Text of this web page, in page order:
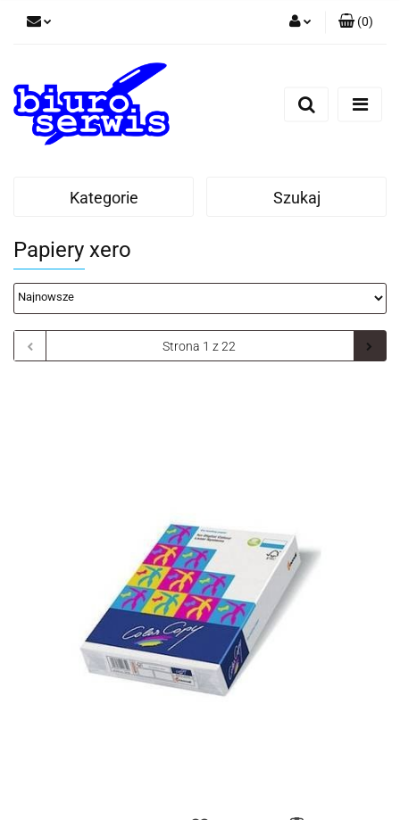
Zarejestruj się
(0)
Kategorie Szukaj
Papiery xero